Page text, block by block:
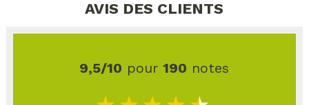
AVIS DES CLIENTS
9,5/10 pour190 notes